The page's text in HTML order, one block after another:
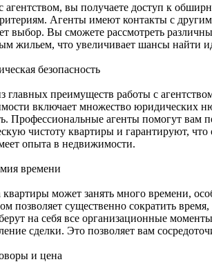
агентством, вы получаете доступ к
Агенты имеют контакты с
выбор. Вы сможете рассмотреть
жильем, что увеличивает шансы найти
безопасность
главных преимуществ работы с
включает множество юридических
Профессиональные агенты помогут вам
чистоту квартиры и гарантируют, что
опыта в недвижимости.
времени
может занять много времени,
позволяет существенно сократить
на себя все организационные
сделки. Это позволяет вам
и цена